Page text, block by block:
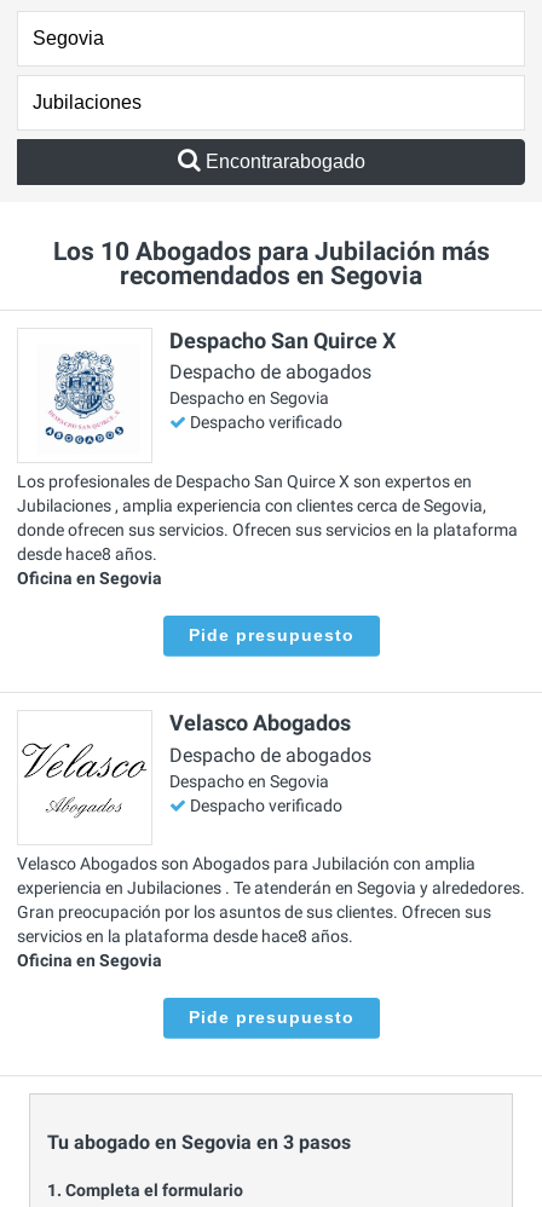
Encontrarabogado
Los 10 Abogados para Jubilación más
recomendados en Segovia
Despacho San Quirce X
Despacho de abogados
Despacho en Segovia
Despacho verificado
Los profesionales de Despacho San Quirce X son expertos en
Jubilaciones , amplia experiencia con clientes cerca de Segovia,
donde ofrecen sus servicios. Ofrecen sus servicios en la plataforma
desde hace8 años.
Oficina en Segovia
Pide presupuesto
Velasco Abogados
Despacho de abogados
Despacho en Segovia
Despacho verificado
Velasco Abogados son Abogados para Jubilación con amplia
experiencia en Jubilaciones . Te atenderán en Segovia y alrededores.
Gran preocupación por los asuntos de sus clientes. Ofrecen sus
servicios en la plataforma desde hace8 años.
Oficina en Segovia
Pide presupuesto
Tu abogado en Segovia en 3 pasos
1. Completa el formulario